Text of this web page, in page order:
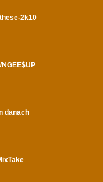
2k10
danach